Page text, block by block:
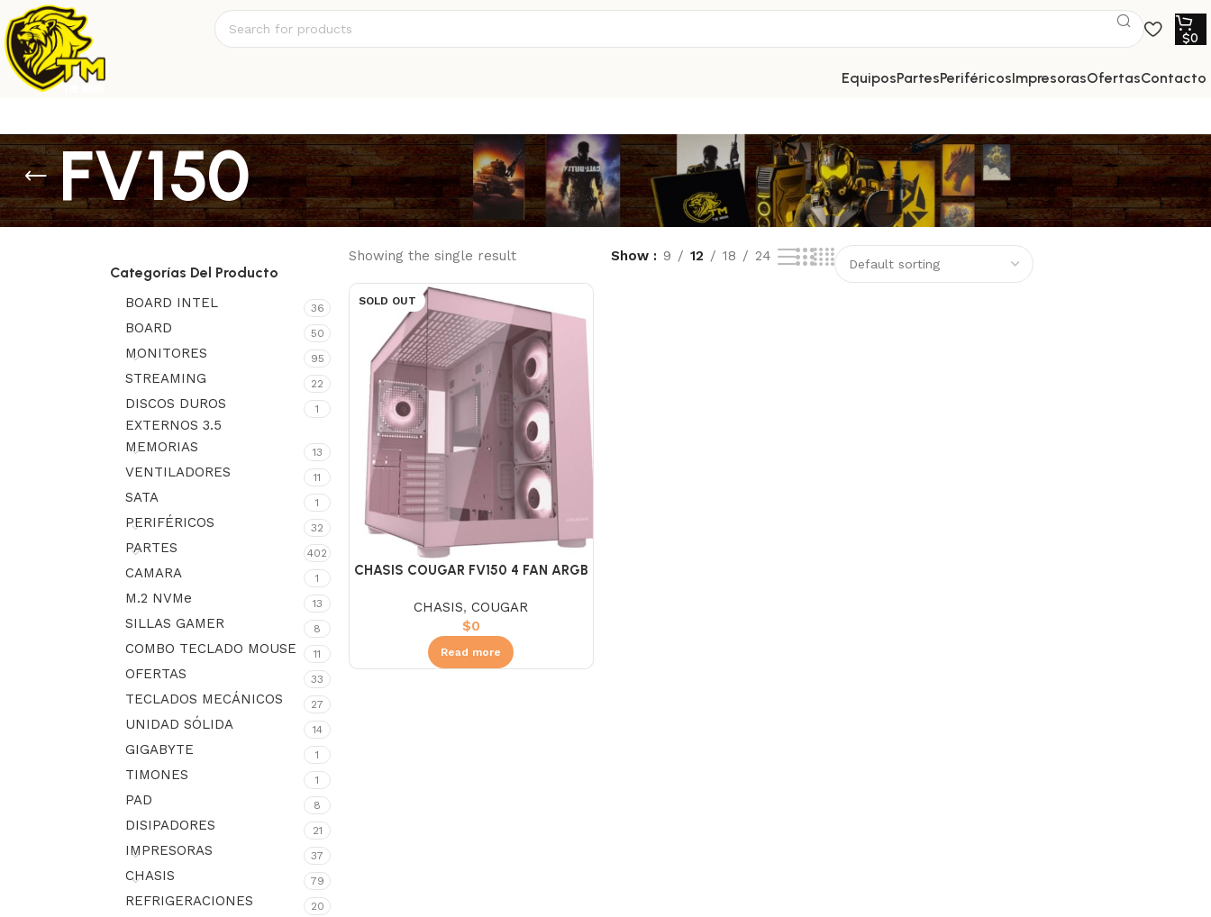
$0
equipos partes periféricos impresoras ofertas contacto
FV150
Categorías Del Producto
BOARD INTEL 36
BOARD 50
MONITORES 95
STREAMING 22
DISCOS DUROS
EXTERNOS 3.5
1
MEMORIAS 13
VENTILADORES 11
SATA 1
PERIFÉRICOS 32
PARTES 402
CAMARA 1
M.2 NVMe 13
SILLAS GAMER 8
COMBO TECLADO MOUSE 11
OFERTAS 33
TECLADOS MECÁNICOS 27
UNIDAD SÓLIDA 14
GIGABYTE 1
TIMONES 1
PAD 8
DISIPADORES 21
IMPRESORAS 37
CHASIS 79
REFRIGERACIONES 20
Showing the single result Show 9 12 18 24
SOLD OUT
CHASIS COUGAR FV150 4 FAN ARGB
CHASIS,COUGAR
$0
Read more